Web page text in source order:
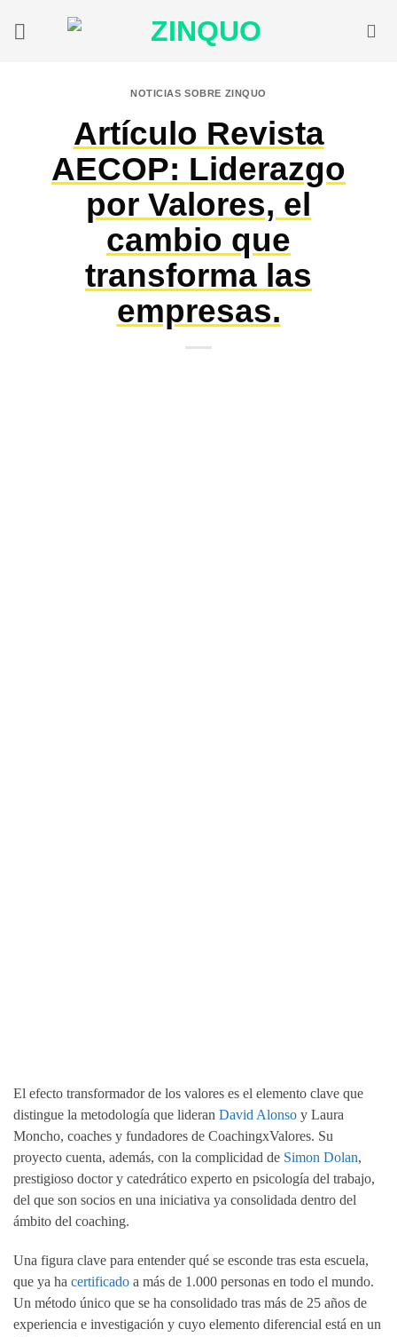
NOTICIAS SOBRE ZINQUO
Artículo Revista
AECOP: Liderazgo
por Valores, el
cambio que
transforma las
empresas.
El efecto transformador de los valores es el elemento clave que
distingue la metodología que lideran David Alonso y Laura
Moncho, coaches y fundadores de CoachingxValores. Su
proyecto cuenta, además, con la complicidad de Simon Dolan,
prestigioso doctor y catedrático experto en psicología del trabajo,
del que son socios en una iniciativa ya consolidada dentro del
ámbito del coaching.
Una figura clave para entender qué se esconde tras esta escuela,
que ya ha certificado a más de 1.000 personas en todo el mundo.
Un método único que se ha consolidado tras más de 25 años de
experiencia e investigación y cuyo elemento diferencial está en un